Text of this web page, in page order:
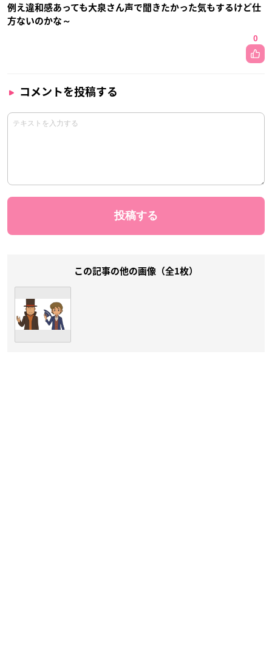
例え違和感あっても大泉さん声で聞きたかった気もするけど仕
方ないのかな～
0
コメントを投稿する
この記事の他の画像（全1枚）